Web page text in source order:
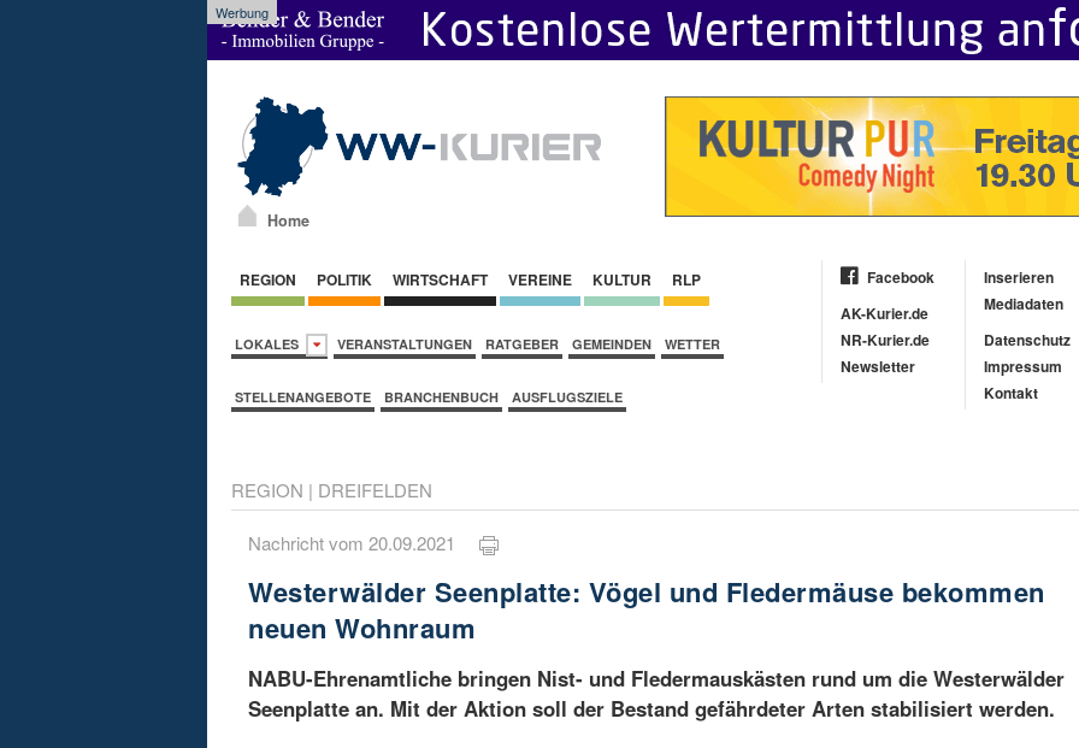
Werbung
Home
REGION POLITIK WIRTSCHAFT VEREINE KULTUR RLP
LOKALES VERANSTALTUNGEN RATGEBER GEMEINDEN WETTER
STELLENANGEBOTE BRANCHENBUCH AUSFLUGSZIELE
Facebook
AK-Kurier.de
NR-Kurier.de
Newsletter
Inserieren
Mediadaten
Datenschutz
Impressum
Kontakt
REGION | DREIFELDEN
Nachricht vom 20.09.2021
Westerwälder Seenplatte: Vögel und Fledermäuse bekommen
neuen Wohnraum
NABU-Ehrenamtliche bringen Nist- und Fledermauskästen rund um die Westerwälder
Seenplatte an. Mit der Aktion soll der Bestand gefährdeter Arten stabilisiert werden.